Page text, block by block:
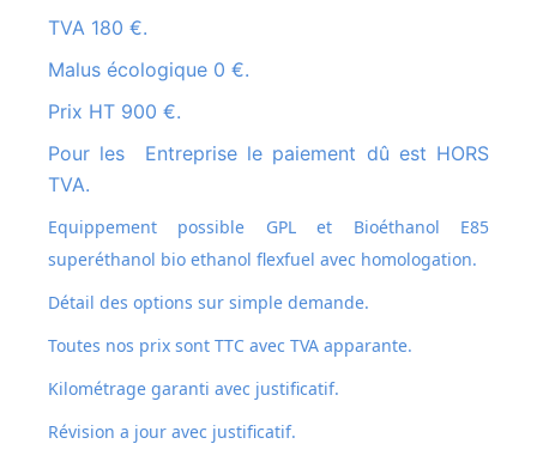
TVA 180 €.
Malus écologique 0 €.
Prix HT 900 €.
Pour les Entreprise le paiement dû est HORS
TVA.
Equippement possible GPL et Bioéthanol E85
superéthanol bio ethanol flexfuel avec homologation.
Détail des options sur simple demande.
Toutes nos prix sont TTC avec TVA apparante.
Kilométrage garanti avec justificatif.
Révision a jour avec justificatif.